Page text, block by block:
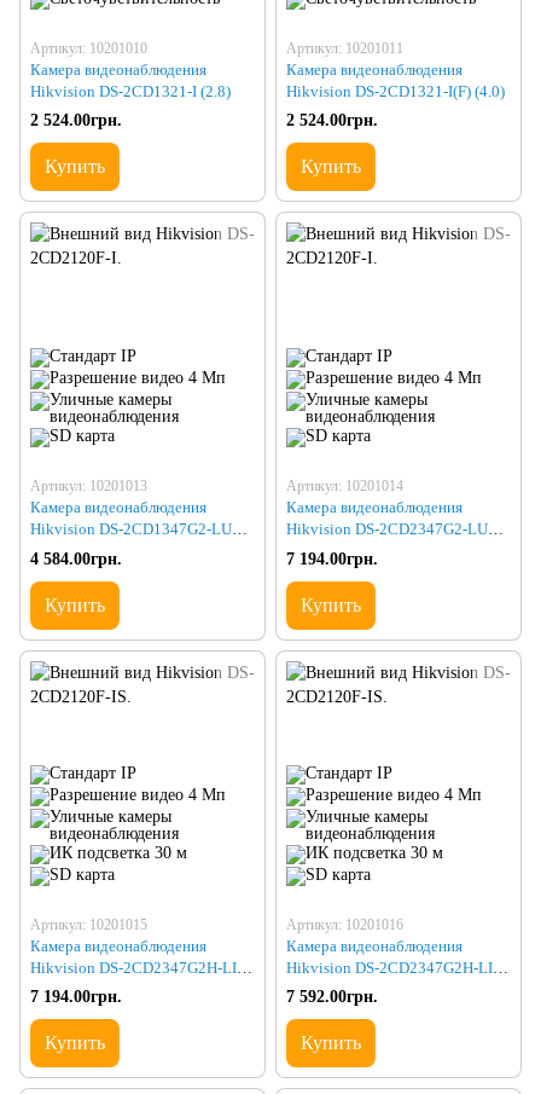
Артикул: 10201010
Камера видеонаблюдения
Hikvision DS-2CD1321-I (2.8)
2 524.00грн.
Купить
Артикул: 10201011
Камера видеонаблюдения
Hikvision DS-2CD1321-I(F) (4.0)
2 524.00грн.
Купить
Артикул: 10201013
Камера видеонаблюдения
Hikvision DS-2CD1347G2-LUF
(2.8)
4 584.00грн.
Купить
Артикул: 10201014
Камера видеонаблюдения
Hikvision DS-2CD2347G2-LU
(2.8)
7 194.00грн.
Купить
Артикул: 10201015
Камера видеонаблюдения
Hikvision DS-2CD2347G2H-LIU
(eF) (2.8) BLACK
7 194.00грн.
Купить
Артикул: 10201016
Камера видеонаблюдения
Hikvision DS-2CD2347G2H-LIU
(eF) (2.8)
7 592.00грн.
Купить